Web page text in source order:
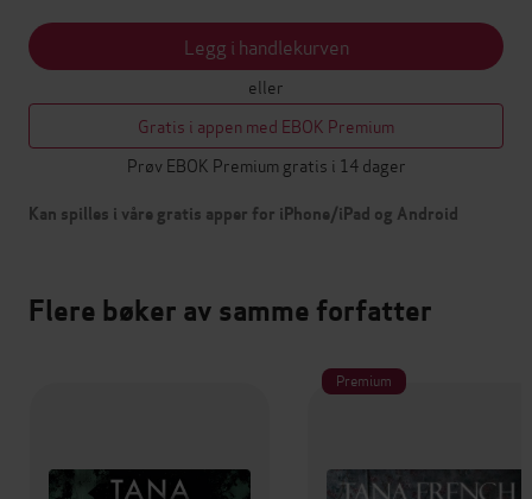
Legg i handlekurven
eller
Gratis i appen med EBOK Premium
Prøv EBOK Premium gratis i 14 dager
Kan spilles i våre gratis apper for iPhone/iPad og Android
Flere bøker av samme forfatter
Premium